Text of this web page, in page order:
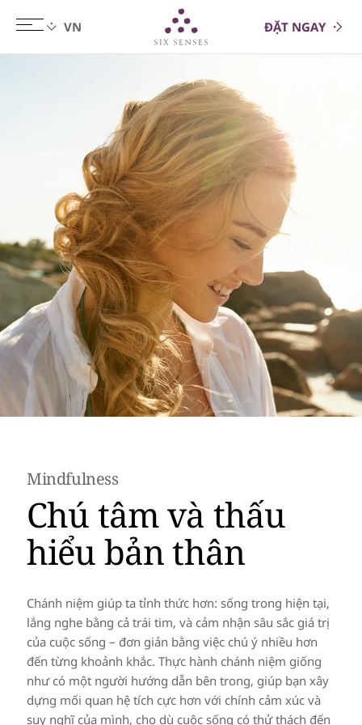
Six sensesĐẶT NGAY
Mindfulness
Chú tâm và thấu
hiểu bản thân
Chánh niệm giúp ta tỉnh thức hơn: sống trong hiện tại,
lắng nghe bằng cả trái tim, và cảm nhận sâu sắc giá trị
của cuộc sống – đơn giản bằng việc chú ý nhiều hơn
đến từng khoảnh khắc. Thực hành chánh niệm giống
như có một người hướng dẫn bên trong, giúp bạn xây
dựng mối quan hệ tích cực hơn với chính cảm xúc và
suy nghĩ của mình, cho dù cuộc sống có thử thách đến